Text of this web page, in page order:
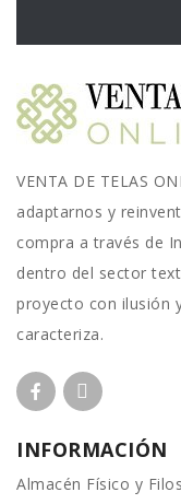
VENTA DE TELAS
adaptarnos y
compra a través de
dentro del sector
proyecto con ilusión
caracteriza.
INFORMACIÓN
Almacén Físico y